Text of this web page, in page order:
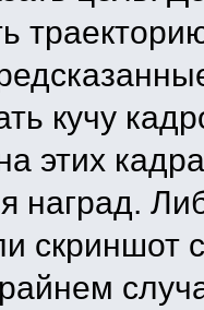
кучу
этих
наград.
скриншот